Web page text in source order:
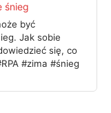
śnieg
być
Jak sobie
się, co
#zima #śnieg